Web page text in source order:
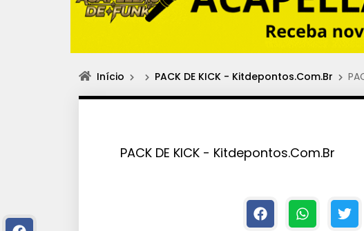
Início PACK DE KICK - Kitdepontos.Com.Br
PACK DE KICK - Kitdepontos.Com.Br